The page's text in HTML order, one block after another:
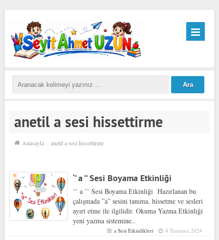
anetil a sesi hissettirme
Anasayfa ›› anetil a sesi hissettirme
‘’ a ’’ Sesi Boyama Etkinliği
‘’ a ’’ Sesi Boyama Etkinliği Hazırlanan bu
çalışmada ”a” sesini tanıma, hissetme ve sesleri
ayırt etme ile ilgilidir. Okuma Yazma Etkinliği
yeni yazma sistemine..
a Sesi Etkinlikleri 4 Temmuz 2024